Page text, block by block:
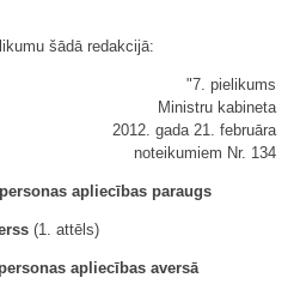
šādā redakcijā:
"7. pielikums
Ministru kabineta
2012. gada 21. februāra
noteikumiem Nr. 134
apliecības paraugs
(1. attēls)
apliecības aversā